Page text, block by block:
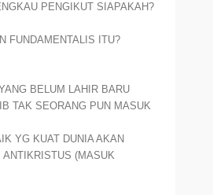
PENGIKUT SIAPAKAH?
FUNDAMENTALIS ITU?
BELUM LAHIR BARU
TAK SEORANG PUN MASUK
YG KUAT DUNIA AKAN
(MASUK